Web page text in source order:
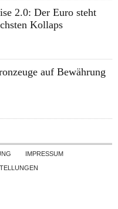
2.0: Der Euro steht
Kollaps
auf Bewährung
to contentIMPRESSUM